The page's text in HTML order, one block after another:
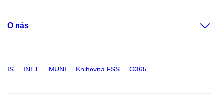
O nás
IS INET MUNI Knihovna FSS O365